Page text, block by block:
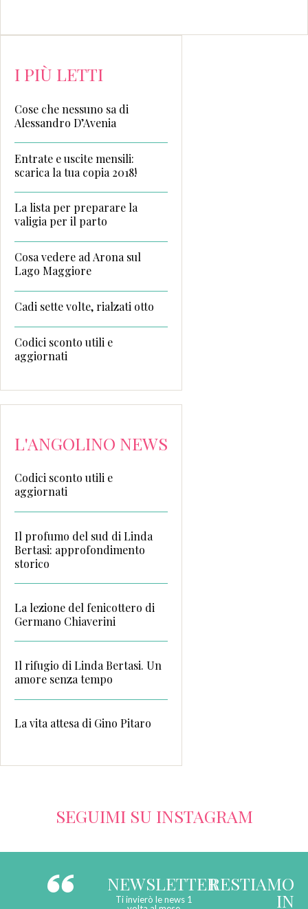
I PIÙ LETTI
Cose che nessuno sa di
Alessandro D’Avenia
Entrate e uscite mensili:
scarica la tua copia 2018!
La lista per preparare la
valigia per il parto
Cosa vedere ad Arona sul
Lago Maggiore
Cadi sette volte, rialzati otto
Codici sconto utili e
aggiornati
L'ANGOLINO NEWS
Codici sconto utili e
aggiornati
Il profumo del sud di Linda
Bertasi: approfondimento
storico
La lezione del fenicottero di
Germano Chiaverini
Il rifugio di Linda Bertasi. Un
amore senza tempo
La vita attesa di Gino Pitaro
SEGUIMI SU INSTAGRAM
NEWSLETTER
Ti invierò le news 1
RESTIAMO
IN